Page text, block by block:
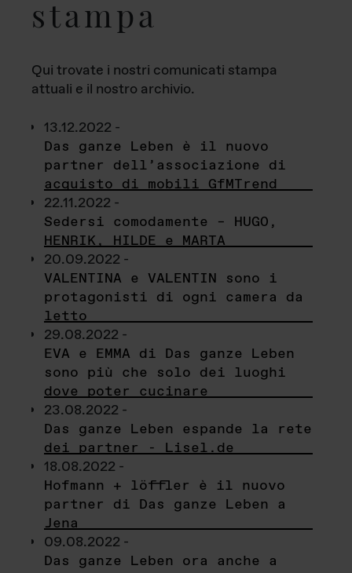
stampa
Qui trovate i nostri comunicati stampa
attuali e il nostro archivio.
13.12.2022 -
Das ganze Leben è il nuovo
partner dell’associazione di
acquisto di mobili GfMTrend
22.11.2022 -
Sedersi comodamente – HUGO,
HENRIK, HILDE e MARTA
20.09.2022 -
VALENTINA e VALENTIN sono i
protagonisti di ogni camera da
letto
29.08.2022 -
EVA e EMMA di Das ganze Leben
sono più che solo dei luoghi
dove poter cucinare
23.08.2022 -
Das ganze Leben espande la rete
dei partner - Lisel.de
18.08.2022 -
Hofmann + löffler è il nuovo
partner di Das ganze Leben a
Jena
09.08.2022 -
Das ganze Leben ora anche a